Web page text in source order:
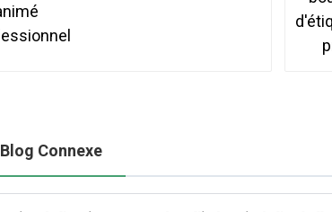
Blog Connexe